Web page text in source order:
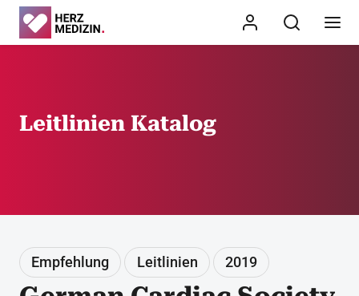
Leitlinien Katalog
Empfehlung Leitlinien 2019